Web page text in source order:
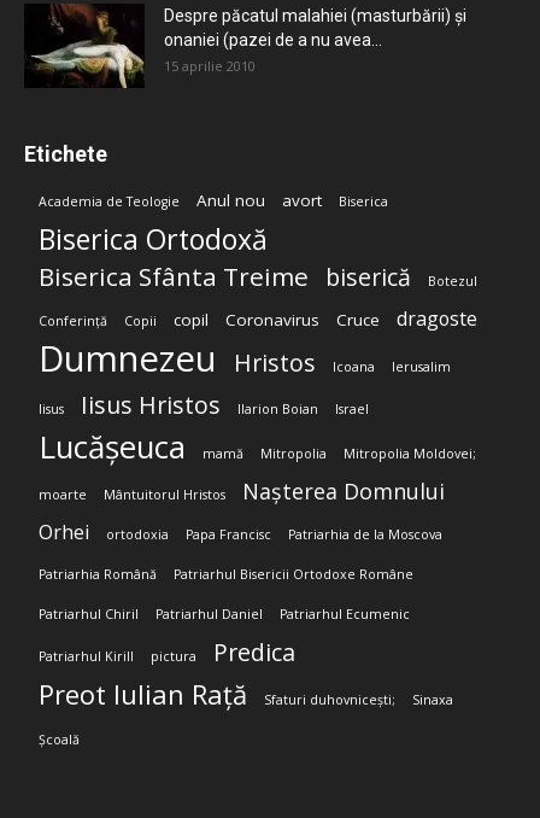
Despre păcatul malahiei (masturbării) şi
onaniei (pazei de a nu avea...
15 aprilie 2010
Etichete
Academia de Teologie Anul nou avort Biserica
Biserica Ortodoxă
Biserica Sfânta Treime biserică Botezul
Conferință Copii copil Coronavirus Cruce dragoste
Dumnezeu Hristos Icoana Ierusalim
Iisus Iisus Hristos Ilarion Boian Israel
Lucășeuca mamă Mitropolia Mitropolia Moldovei;
moarte Mântuitorul Hristos Nașterea Domnului
Orhei ortodoxia Papa Francisc Patriarhia de la Moscova
Patriarhia Română Patriarhul Bisericii Ortodoxe Române
Patriarhul Chiril Patriarhul Daniel Patriarhul Ecumenic
Patriarhul Kirill pictura Predica
Preot Iulian Rață Sfaturi duhovnicești; Sinaxa
Școală